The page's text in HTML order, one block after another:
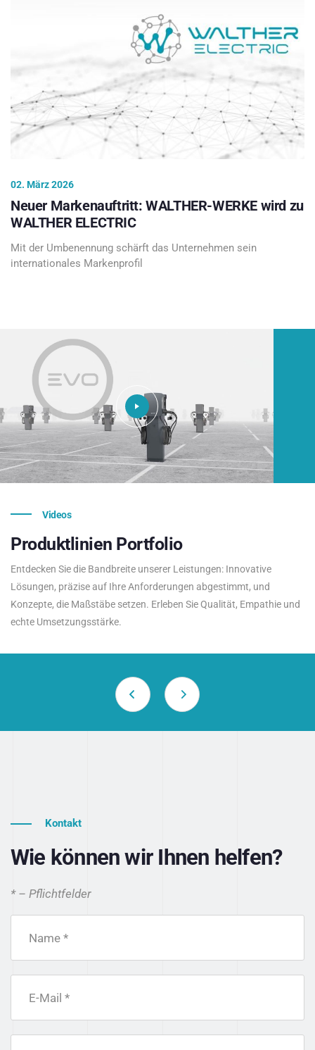
02. März 2026
Neuer Markenauftritt: WALTHER-WERKE wird zu
WALTHER ELECTRIC
Mit der Umbenennung schärft das Unternehmen sein
internationales Markenprofil
Videos
Produktlinien Portfolio
Entdecken Sie die Bandbreite unserer Leistungen: Innovative
Lösungen, präzise auf Ihre Anforderungen abgestimmt, und
Konzepte, die Maßstäbe setzen. Erleben Sie Qualität, Empathie und
echte Umsetzungsstärke.
Kontakt
Wie können wir Ihnen helfen?
* – Pflichtfelder
Name *
E-Mail *